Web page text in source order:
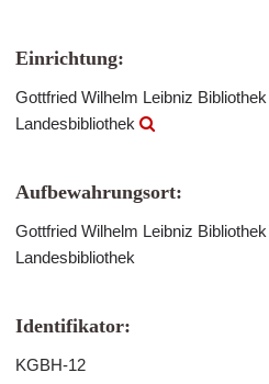
Einrichtung:
Gottfried Wilhelm Leibniz
Landesbibliothek
Aufbewahrungsort:
Gottfried Wilhelm Leibniz
Landesbibliothek
Identifikator:
KGBH-12